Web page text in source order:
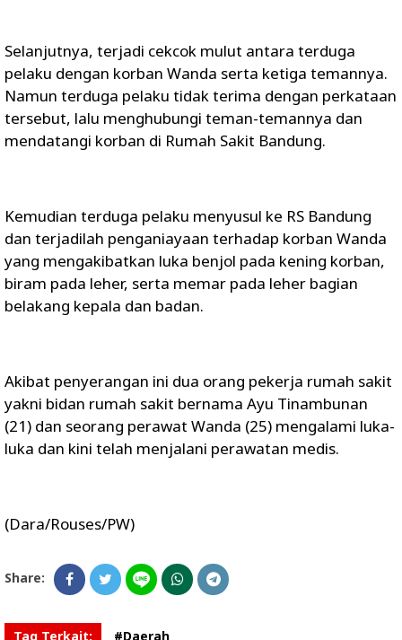
Selanjutnya, terjadi cekcok mulut antara terduga
pelaku dengan korban Wanda serta ketiga temannya.
Namun terduga pelaku tidak terima dengan perkataan
tersebut, lalu menghubungi teman-temannya dan
mendatangi korban di Rumah Sakit Bandung.
Kemudian terduga pelaku menyusul ke RS Bandung
dan terjadilah penganiayaan terhadap korban Wanda
yang mengakibatkan luka benjol pada kening korban,
biram pada leher, serta memar pada leher bagian
belakang kepala dan badan.
Akibat penyerangan ini dua orang pekerja rumah sakit
yakni bidan rumah sakit bernama Ayu Tinambunan
(21) dan seorang perawat Wanda (25) mengalami luka-
luka dan kini telah menjalani perawatan medis.
(Dara/Rouses/PW)
Share:
Tag Terkait: #Daerah